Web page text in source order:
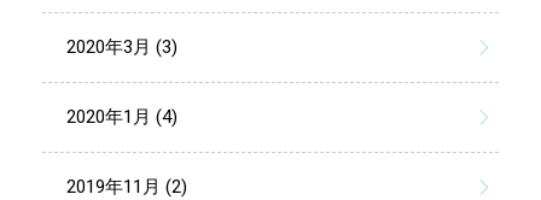
2020年3月 (3)
2020年1月 (4)
2019年11月 (2)